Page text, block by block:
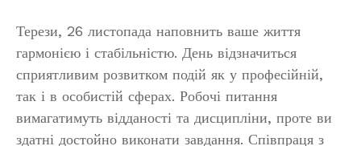
Терези, 26 листопада наповнить ваше життя
гармонією і стабільністю. День відзначиться
сприятливим розвитком подій як у професійній,
так і в особистій сферах. Робочі питання
вимагатимуть відданості та дисципліни, проте ви
здатні достойно виконати завдання. Співпраця з